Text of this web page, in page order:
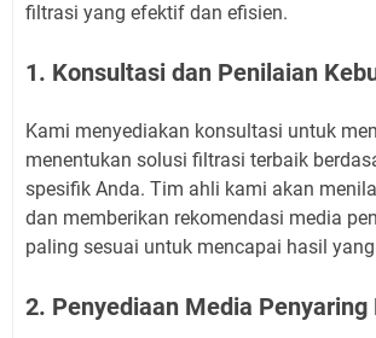
filtrasi yang efektif dan efisien.
1. Konsultasi dan Penilaian
Kami menyediakan konsultasi untuk
menentukan solusi filtrasi terbaik
spesifik Anda. Tim ahli kami akan
dan memberikan rekomendasi media
paling sesuai untuk mencapai hasil
2. Penyediaan Media